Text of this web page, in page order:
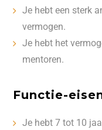
Je hebt een sterk
vermogen.
Je hebt het
mentoren.
Functie-
Je hebt 7 tot 10